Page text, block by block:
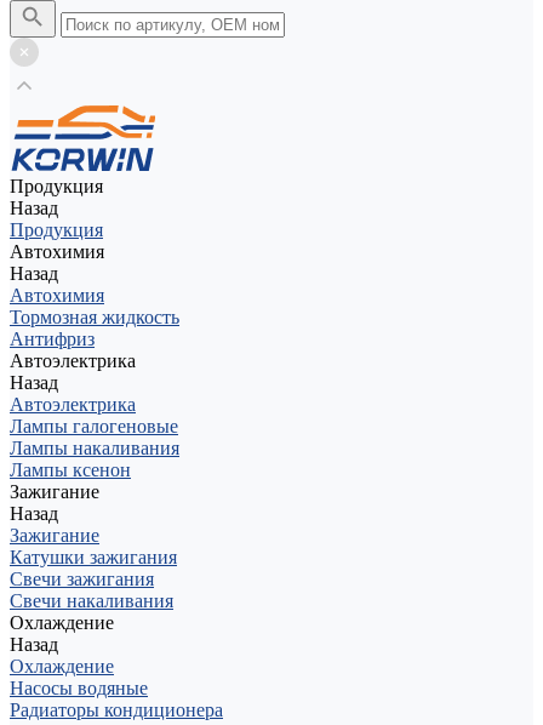
Продукция
Назад
Продукция
Автохимия
Назад
Автохимия
Тормозная жидкость
Антифриз
Автоэлектрика
Назад
Автоэлектрика
Лампы галогеновые
Лампы накаливания
Лампы ксенон
Зажигание
Назад
Зажигание
Катушки зажигания
Свечи зажигания
Свечи накаливания
Охлаждение
Назад
Охлаждение
Насосы водяные
Радиаторы кондиционера